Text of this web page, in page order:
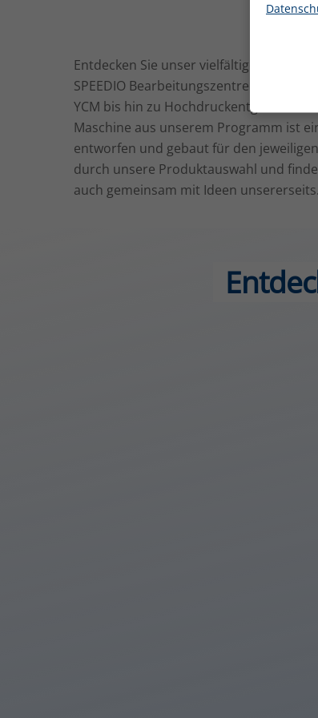
Entdecken Sie unser vielfältiges
SPEEDIO Bearbeitungszentren, über
YCM bis hin zu Hochdruckentgraten mit
Maschine aus unserem Programm ist
entworfen und gebaut für den
durch unsere Produktauswahl und
auch gemeinsam mit Ideen unsererseits.